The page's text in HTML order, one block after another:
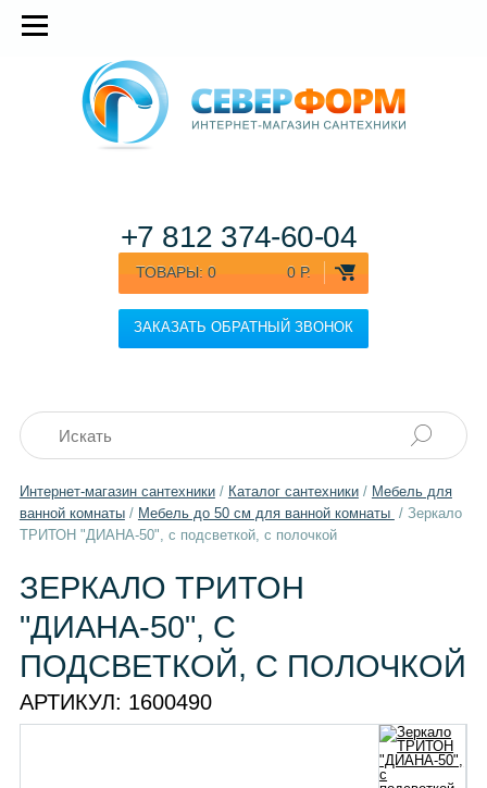
ТОВАРЫ: 0 0 Р.
ЗАКАЗАТЬ ОБРАТНЫЙ ЗВОНОК
+7 812 374-60-04
Интернет-магазин сантехники/ Каталог сантехники/ Мебель для
ванной комнаты/ Мебель до 50 см для ванной комнаты / Зеркало
ТРИТОН "ДИАНА-50", с подсветкой, с полочкой
ЗЕРКАЛО ТРИТОН
"ДИАНА-50", С
ПОДСВЕТКОЙ, С ПОЛОЧКОЙ
АРТИКУЛ: 1600490